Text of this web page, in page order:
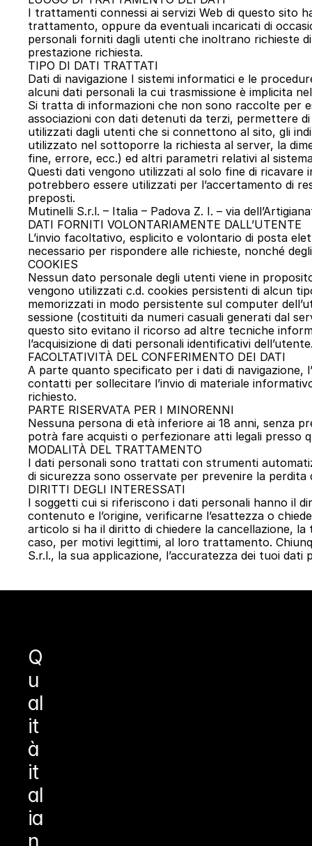
I trattamenti connessi ai servizi Web di questo sito
trattamento, oppure da eventuali incaricati di
personali forniti dagli utenti che inoltrano richieste
prestazione richiesta.
TIPO DI DATI TRATTATI
Dati di navigazione I sistemi informatici e le
alcuni dati personali la cui trasmissione è implicita
Si tratta di informazioni che non sono raccolte per
associazioni con dati detenuti da terzi, permettere
utilizzati dagli utenti che si connettono al sito, gli
utilizzato nel sottoporre la richiesta al server, la
fine, errore, ecc.) ed altri parametri relativi al
Questi dati vengono utilizzati al solo fine di
potrebbero essere utilizzati per l’accertamento di
preposti.
Mutinelli S.r.l. – Italia – Padova Z. I. – via
DATI FORNITI VOLONTARIAMENTE DALL’UTENTE
L’invio facoltativo, esplicito e volontario di posta
necessario per rispondere alle richieste, nonché
COOKIES
Nessun dato personale degli utenti viene in
vengono utilizzati c.d. cookies persistenti di alcun
memorizzati in modo persistente sul computer
sessione (costituiti da numeri casuali generati dal
questo sito evitano il ricorso ad altre tecniche
l’acquisizione di dati personali identificativi dell’utente.
FACOLTATIVITÀ DEL CONFERIMENTO DEI DATI
A parte quanto specificato per i dati di navigazione,
contatti per sollecitare l’invio di materiale
richiesto.
PARTE RISERVATA PER I MINORENNI
Nessuna persona di età inferiore ai 18 anni, senza
potrà fare acquisti o perfezionare atti legali presso
MODALITÀ DEL TRATTAMENTO
I dati personali sono trattati con strumenti
di sicurezza sono osservate per prevenire la
DIRITTI DEGLI INTERESSATI
I soggetti cui si riferiscono i dati personali hanno il
contenuto e l’origine, verificarne l’esattezza o
articolo si ha il diritto di chiedere la cancellazione,
caso, per motivi legittimi, al loro trattamento.
S.r.l., la sua applicazione, l’accuratezza dei tuoi
Q
u
al
it
à
it
al
ia
n